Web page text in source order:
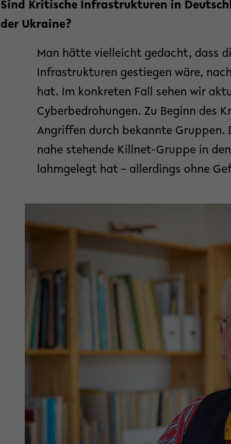
Sind Kritische Infrastrukturen in
der Ukraine?
Man hätte vielleicht gedacht, dass
Infrastrukturen gestiegen wäre,
hat. Im konkreten Fall sehen wir
Cyberbedrohungen. Zu Beginn des
Angriffen durch bekannte Gruppen.
nahe stehende Killnet-Gruppe in
lahmgelegt hat – allerdings ohne